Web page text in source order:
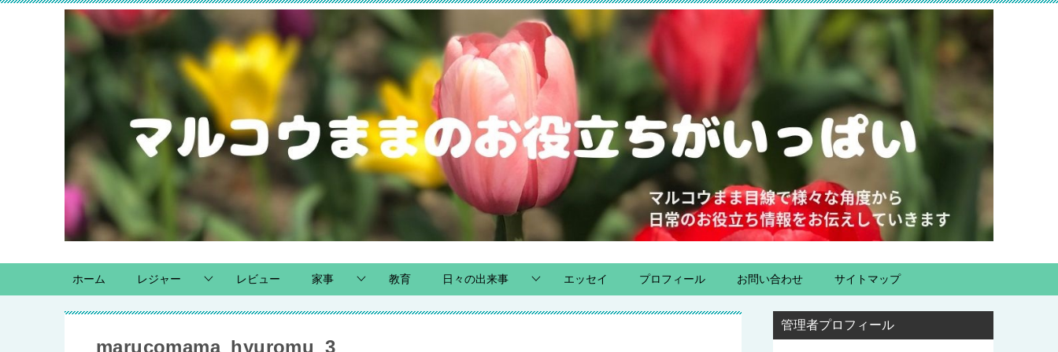
ホーム レジャー レビュー 家事 教育 日々の出来事 エッセイ プロフィール お問い合わせ サイトマップ
marucomama_hyuromu_3
管理者プロフィール